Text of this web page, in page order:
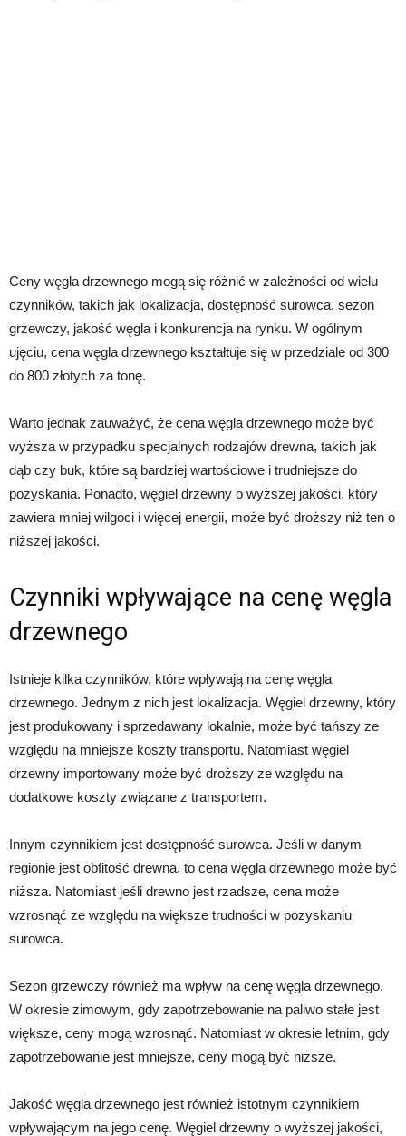
Ceny węgla drzewnego mogą się różnić w zależności od wielu
czynników, takich jak lokalizacja, dostępność surowca, sezon
grzewczy, jakość węgla i konkurencja na rynku. W ogólnym
ujęciu, cena węgla drzewnego kształtuje się w przedziale od 300
do 800 złotych za tonę.
Warto jednak zauważyć, że cena węgla drzewnego może być
wyższa w przypadku specjalnych rodzajów drewna, takich jak
dąb czy buk, które są bardziej wartościowe i trudniejsze do
pozyskania. Ponadto, węgiel drzewny o wyższej jakości, który
zawiera mniej wilgoci i więcej energii, może być droższy niż ten o
niższej jakości.
Czynniki wpływające na cenę węgla
drzewnego
Istnieje kilka czynników, które wpływają na cenę węgla
drzewnego. Jednym z nich jest lokalizacja. Węgiel drzewny, który
jest produkowany i sprzedawany lokalnie, może być tańszy ze
względu na mniejsze koszty transportu. Natomiast węgiel
drzewny importowany może być droższy ze względu na
dodatkowe koszty związane z transportem.
Innym czynnikiem jest dostępność surowca. Jeśli w danym
regionie jest obfitość drewna, to cena węgla drzewnego może być
niższa. Natomiast jeśli drewno jest rzadsze, cena może
wzrosnąć ze względu na większe trudności w pozyskaniu
surowca.
Sezon grzewczy również ma wpływ na cenę węgla drzewnego.
W okresie zimowym, gdy zapotrzebowanie na paliwo stałe jest
większe, ceny mogą wzrosnąć. Natomiast w okresie letnim, gdy
zapotrzebowanie jest mniejsze, ceny mogą być niższe.
Jakość węgla drzewnego jest również istotnym czynnikiem
wpływającym na jego cenę. Węgiel drzewny o wyższej jakości,